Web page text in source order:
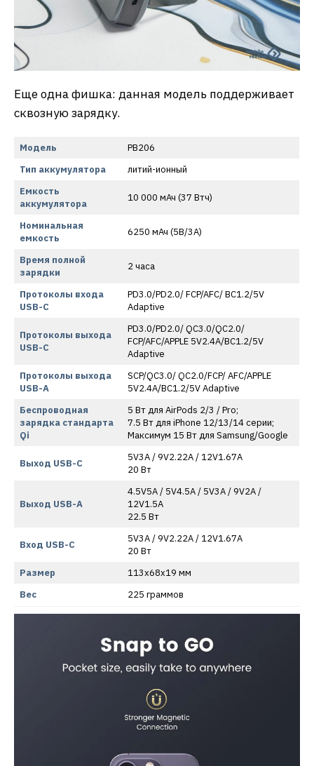
Еще одна фишка: данная модель поддерживает
сквозную зарядку.
Модель
PB206
Тип аккумулятора
литий-ионный
Емкость
аккумулятора
10 000 мАч (37 Втч)
Номинальная
емкость
6250 мАч (5В/3A)
Время полной
зарядки
2 часа
Протоколы входа
USB-C
PD3.0/PD2.0/ FCP/AFC/ BC1.2/5V
Adaptive
Протоколы выхода
USB-C
PD3.0/PD2.0/ QC3.0/QC2.0/
FCP/AFC/APPLE 5V2.4A/BC1.2/5V
Adaptive
Протоколы выхода
USB-A
SCP/QC3.0/ QC2.0/FCP/ AFC/APPLE
5V2.4A/BC1.2/5V Adaptive
Беспроводная
зарядка стандарта
Qi
5 Вт для AirPods 2/3 / Pro;
7.5 Вт для iPhone 12/13/14 серии;
Максимум 15 Вт для Samsung/Google
Выход USB-C
5V3A / 9V2.22A / 12V1.67A
20 Вт
Выход USB-A
4.5V5A / 5V4.5A / 5V3A / 9V2A /
12V1.5A
22.5 Вт
Вход USB-C
5V3A / 9V2.22A / 12V1.67A
20 Вт
Размер
113x68x19 мм
Вес
225 граммов